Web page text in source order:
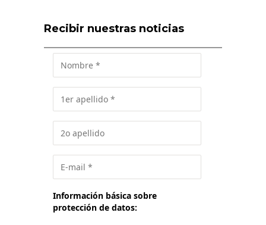
Recibir nuestras noticias
Información básica sobre
protección de datos: